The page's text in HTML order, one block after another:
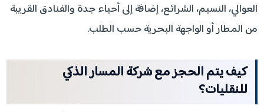
العوالي، النسيم، الشرائع، إضافة إلى أحياء جدة والفنادق القريبة
من المطار أو الواجهة البحرية حسب الطلب.
كيف يتم الحجز مع شركة المسار الذكي
للنقليات؟